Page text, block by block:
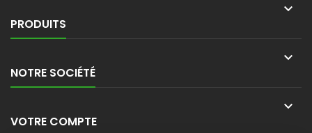
PRODUITS

NOTRE SOCIÉTÉ

VOTRE COMPTE
